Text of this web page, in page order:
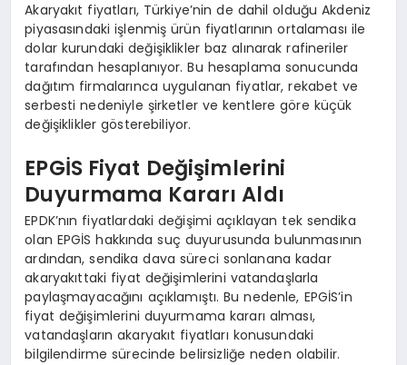
Akaryakıt fiyatları, Türkiye’nin de dahil olduğu Akdeniz
piyasasındaki işlenmiş ürün fiyatlarının ortalaması ile
dolar kurundaki değişiklikler baz alınarak rafineriler
tarafından hesaplanıyor. Bu hesaplama sonucunda
dağıtım firmalarınca uygulanan fiyatlar, rekabet ve
serbesti nedeniyle şirketler ve kentlere göre küçük
değişiklikler gösterebiliyor.
EPGİS Fiyat Değişimlerini
Duyurmama Kararı Aldı
EPDK’nın fiyatlardaki değişimi açıklayan tek sendika
olan EPGİS hakkında suç duyurusunda bulunmasının
ardından, sendika dava süreci sonlanana kadar
akaryakıttaki fiyat değişimlerini vatandaşlarla
paylaşmayacağını açıklamıştı. Bu nedenle, EPGİS’in
fiyat değişimlerini duyurmama kararı alması,
vatandaşların akaryakıt fiyatları konusundaki
bilgilendirme sürecinde belirsizliğe neden olabilir.